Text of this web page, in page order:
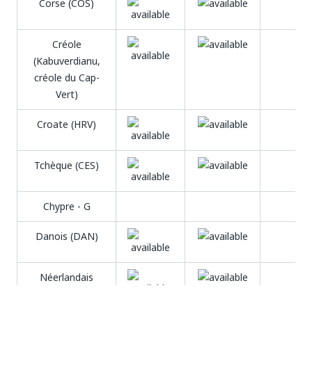
Corse (COS)
Créole
(Kabuverdianu,
créole du Cap-
Vert)
Croate (HRV)
Tchèque (CES)
Chypre - G
Danois (DAN)
Néerlandais